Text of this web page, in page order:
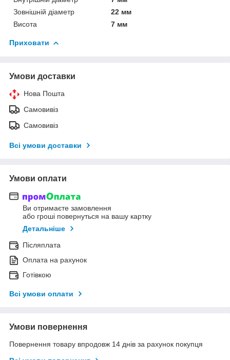
Зовнішній діаметр
22 мм
Висота
7 мм
Приховати
Умови доставки
Нова Пошта
Самовивіз
Самовивіз
Всі умови доставки
Умови оплати
Ви отримаєте замовлення
або гроші повернуться на вашу картку
Детальніше
Післяплата
Оплата на рахунок
Готівкою
Всі умови оплати
Умови повернення
Повернення товару впродовж 14 днів за рахунок покупця